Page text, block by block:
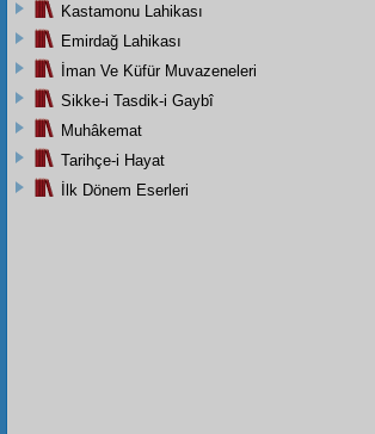
Kastamonu Lahikası
Emirdağ Lahikası
İman Ve Küfür Muvazeneleri
Sikke-i Tasdik-i Gaybî
Muhâkemat
Tarihçe-i Hayat
İlk Dönem Eserleri